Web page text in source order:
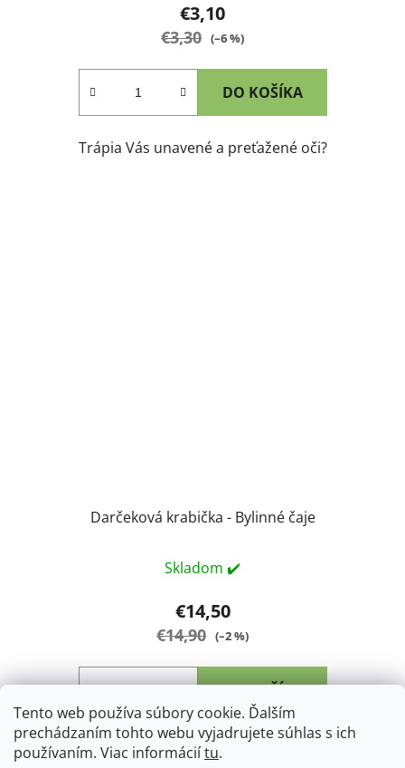
Tento web používa súbory cookie. Ďalším
prechádzaním tohto webu vyjadrujete súhlas s ich
používaním. Viac informáciítu.
€3,10
€3,30 (–6 %)
DO KOŠÍKA
Trápia Vás unavené a preťažené oči?
Darčeková krabička - Bylinné čaje
Skladom ✔️
€14,50
€14,90 (–2 %)
DO KOŠÍKA
Darčekové balenie dvoch bylinných a jedného